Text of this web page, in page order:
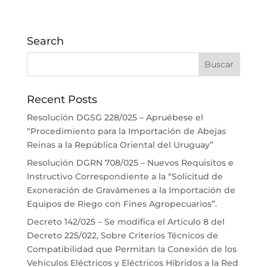
Search
Recent Posts
Resolución DGSG 228/025 – Apruébese el
“Procedimiento para la Importación de Abejas
Reinas a la República Oriental del Uruguay”
Resolución DGRN 708/025 – Nuevos Requisitos e
Instructivo Correspondiente a la “Solicitud de
Exoneración de Gravámenes a la Importación de
Equipos de Riego con Fines Agropecuarios”.
Decreto 142/025 – Se modifica el Artículo 8 del
Decreto 225/022, Sobre Criterios Técnicos de
Compatibilidad que Permitan la Conexión de los
Vehículos Eléctricos y Eléctricos Híbridos a la Red